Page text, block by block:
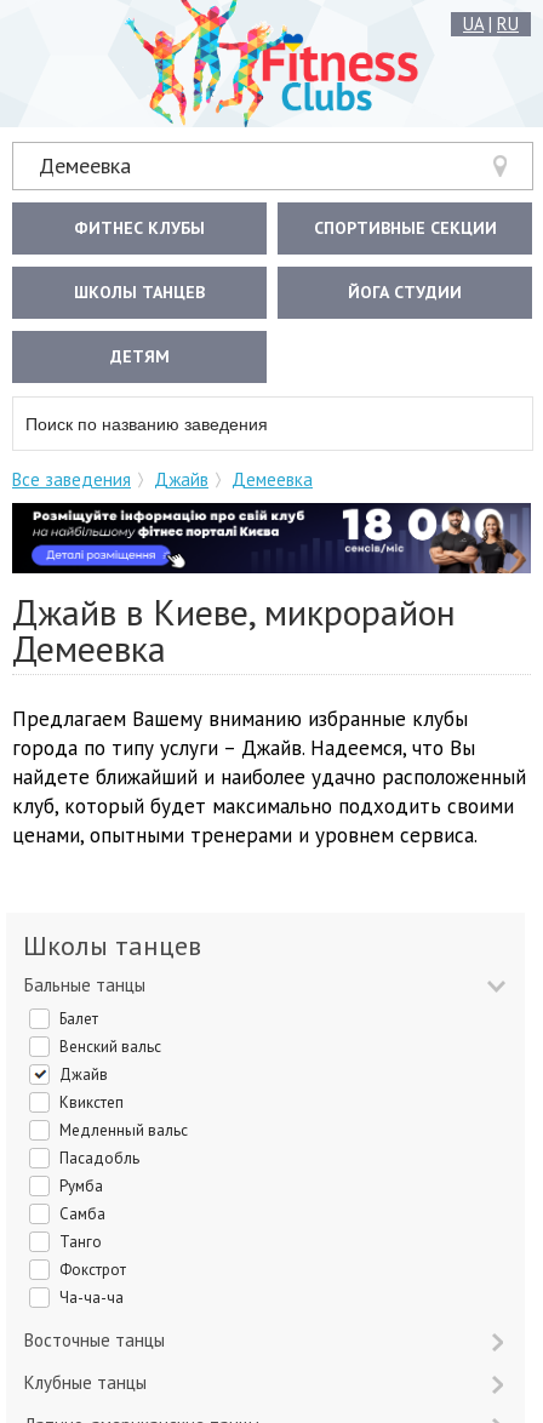
UA| RU
Демеевка
ФИТНЕС КЛУБЫ СПОРТИВНЫЕ СЕКЦИИ
ШКОЛЫ ТАНЦЕВ ЙОГА СТУДИИ
ДЕТЯМ
Все заведения Джайв Демеевка
Джайв в Киеве, микрорайон
Демеевка
Предлагаем Вашему вниманию избранные клубы
города по типу услуги – Джайв. Надеемся, что Вы
найдете ближайший и наиболее удачно расположенный
клуб, который будет максимально подходить своими
ценами, опытными тренерами и уровнем сервиса.
Школы танцев
Бальные танцы
Балет
Венский вальс
Джайв
Квикстеп
Медленный вальс
Пасадобль
Румба
Самба
Танго
Фокстрот
Ча-ча-ча
Восточные танцы
Клубные танцы